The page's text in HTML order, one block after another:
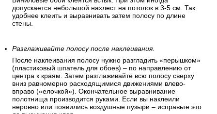
допускается небольшой нахлест на потолок в 3-5 см. Так
удобнее клеить и выравнивать затем полосу по длине
стены.
Разглаживайте полосу после наклеивания.
После наклеивания полосу нужно разгладить «перышком»
(пластиковый шпатель для обоев) – по направлению от
центра к краям. Затем разглаживайте всю полосу сверху
вниз равномерно расходящимися движениями влево-
вправо («елочкой»). Окончательное выравнивание
полотнища производится руками. Если вы наклеили
неровно или появились воздушные пузыри – исправьте это